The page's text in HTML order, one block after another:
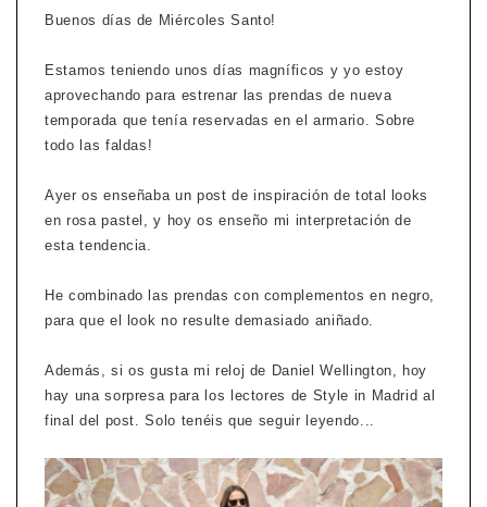
Buenos días de Miércoles Santo!
Estamos teniendo unos días magníficos y yo estoy
aprovechando para estrenar las prendas de nueva
temporada que tenía reservadas en el armario. Sobre
todo las faldas!
Ayer os enseñaba un post de inspiración de total looks
en rosa pastel, y hoy os enseño mi interpretación de
esta tendencia.
He combinado las prendas con complementos en negro,
para que el look no resulte demasiado aniñado.
Además, si os gusta mi reloj de Daniel Wellington, hoy
hay una sorpresa para los lectores de Style in Madrid al
final del post. Solo tenéis que seguir leyendo...